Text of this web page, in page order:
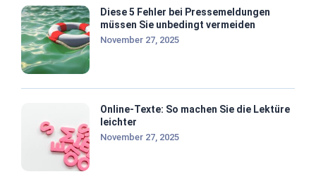
Diese 5 Fehler bei Pressemeldungen
müssen Sie unbedingt vermeiden
November 27, 2025
Online-Texte: So machen Sie die Lektüre
leichter
November 27, 2025